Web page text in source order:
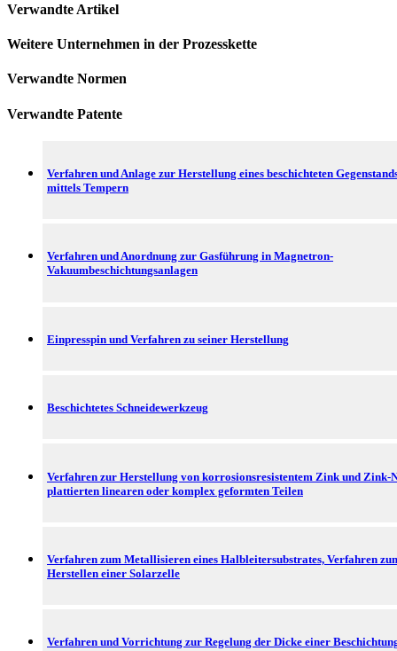
Verwandte Artikel
Weitere Unternehmen in der Prozesskette
Verwandte Normen
Verwandte Patente
Verfahren und Anlage zur Herstellung eines beschichteten
mittels Tempern
Verfahren und Anordnung zur Gasführung in Magnetron-
Vakuumbeschichtungsanlagen
Einpresspin und Verfahren zu seiner Herstellung
Beschichtetes Schneidewerkzeug
Verfahren zur Herstellung von korrosionsresistentem Zink und Zink-
plattierten linearen oder komplex geformten Teilen
Verfahren zum Metallisieren eines Halbleitersubstrates, Verfahren
Herstellen einer Solarzelle
Verfahren und Vorrichtung zur Regelung der Dicke einer